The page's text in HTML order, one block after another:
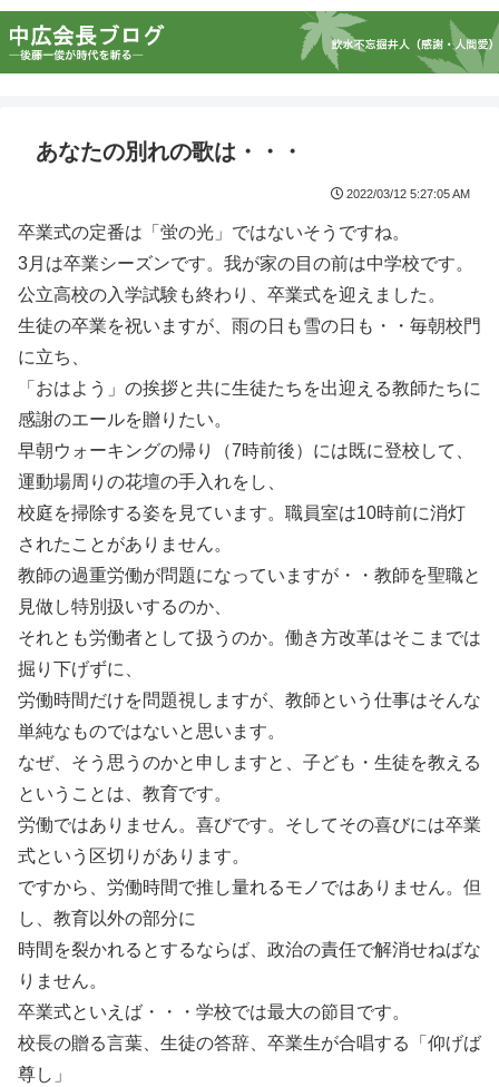
あなたの別れの歌は・・・
2022/03/12 5:27:05 AM
卒業式の定番は「蛍の光」ではないそうですね。
3月は卒業シーズンです。我が家の目の前は中学校です。
公立高校の入学試験も終わり、卒業式を迎えました。
生徒の卒業を祝いますが、雨の日も雪の日も・・毎朝校門
に立ち、
「おはよう」の挨拶と共に生徒たちを出迎える教師たちに
感謝のエールを贈りたい。
早朝ウォーキングの帰り（7時前後）には既に登校して、
運動場周りの花壇の手入れをし、
校庭を掃除する姿を見ています。職員室は10時前に消灯
されたことがありません。
教師の過重労働が問題になっていますが・・教師を聖職と
見做し特別扱いするのか、
それとも労働者として扱うのか。働き方改革はそこまでは
掘り下げずに、
労働時間だけを問題視しますが、教師という仕事はそんな
単純なものではないと思います。
なぜ、そう思うのかと申しますと、子ども・生徒を教える
ということは、教育です。
労働ではありません。喜びです。そしてその喜びには卒業
式という区切りがあります。
ですから、労働時間で推し量れるモノではありません。但
し、教育以外の部分に
時間を裂かれるとするならば、政治の責任で解消せねばな
りません。
卒業式といえば・・・学校では最大の節目です。
校長の贈る言葉、生徒の答辞、卒業生が合唱する「仰げば
尊し」